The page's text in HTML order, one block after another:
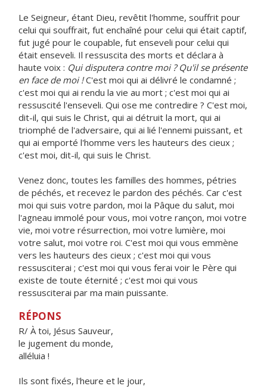
Le Seigneur, étant Dieu, revêtit l'homme, souffrit pour
celui qui souffrait, fut enchaîné pour celui qui était captif,
fut jugé pour le coupable, fut enseveli pour celui qui
était enseveli. Il ressuscita des morts et déclara à
haute voix : Qui disputera contre moi ? Qu'il se présente
en face de moi !C'est moi qui ai délivré le condamné ;
c'est moi qui ai rendu la vie au mort ; c'est moi qui ai
ressuscité l'enseveli. Qui ose me contredire ? C'est moi,
dit-il, qui suis le Christ, qui ai détruit la mort, qui ai
triomphé de l'adversaire, qui ai lié l'ennemi puissant, et
qui ai emporté l'homme vers les hauteurs des cieux ;
c'est moi, dit-il, qui suis le Christ.
Venez donc, toutes les familles des hommes, pétries
de péchés, et recevez le pardon des péchés. Car c'est
moi qui suis votre pardon, moi la Pâque du salut, moi
l'agneau immolé pour vous, moi votre rançon, moi votre
vie, moi votre résurrection, moi votre lumière, moi
votre salut, moi votre roi. C'est moi qui vous emmène
vers les hauteurs des cieux ; c'est moi qui vous
ressusciterai ; c'est moi qui vous ferai voir le Père qui
existe de toute éternité ; c'est moi qui vous
ressusciterai par ma main puissante.
RÉPONS
R/ À toi, Jésus Sauveur,
le jugement du monde,
alléluia !
Ils sont fixés, l'heure et le jour,